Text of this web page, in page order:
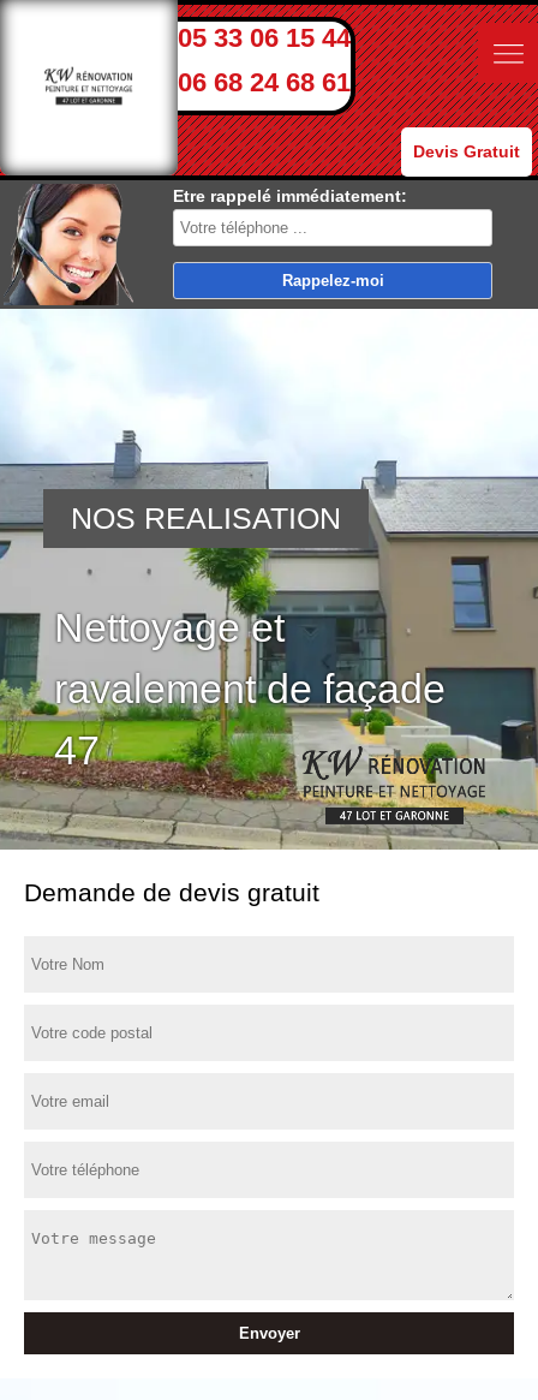
05 33 06 15 44
06 68 24 68 61
Devis Gratuit
Etre rappelé immédiatement:
Nettoyage et
ravalement de façade
47
NOS REALISATION
Demande de devis gratuit